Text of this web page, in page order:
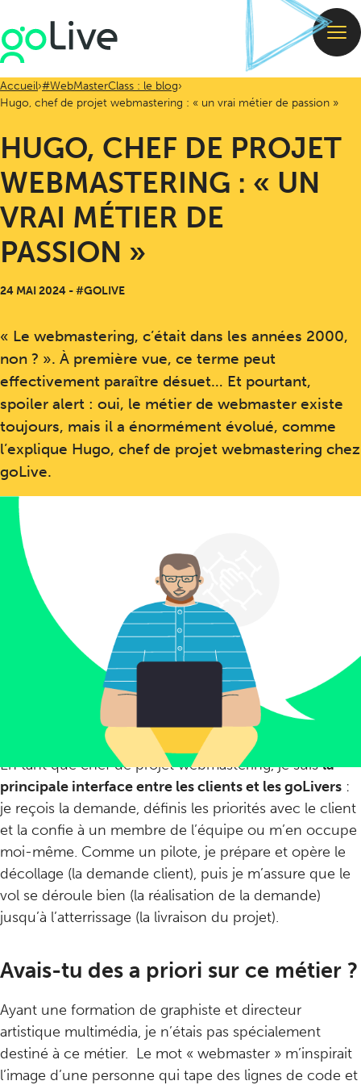
Accueil #WebMasterClass : le blog
Hugo, chef de projet webmastering : « un vrai métier de passion »
HUGO, CHEF DE PROJET
WEBMASTERING : « UN
VRAI MÉTIER DE
PASSION »
24 MAI 2024 -#GOLIVE
« Le webmastering, c’était dans les années 2000,
non ? ». À première vue, ce terme peut
effectivement paraître désuet… Et pourtant,
spoiler alert : oui, le métier de webmaster existe
toujours, mais il a énormément évolué, comme
l’explique Hugo, chef de projet webmastering chez
goLive.
En quoi consiste ton job
aujourd’hui ?
En tant que chef de projet webmastering, je suisla
principale interface entre les clients et les goLivers :
je reçois la demande, définis les priorités avec le client
et la confie à un membre de l’équipe ou m’en occupe
moi-même. Comme un pilote, je prépare et opère le
décollage (la demande client), puis je m’assure que le
vol se déroule bien (la réalisation de la demande)
jusqu’à l’atterrissage (la livraison du projet).
Avais-tu des a priori sur ce métier ?
Ayant une formation de graphiste et directeur
artistique multimédia, je n’étais pas spécialement
destiné à ce métier. Le mot « webmaster » m’inspirait
l’image d’une personne qui tape des lignes de code et